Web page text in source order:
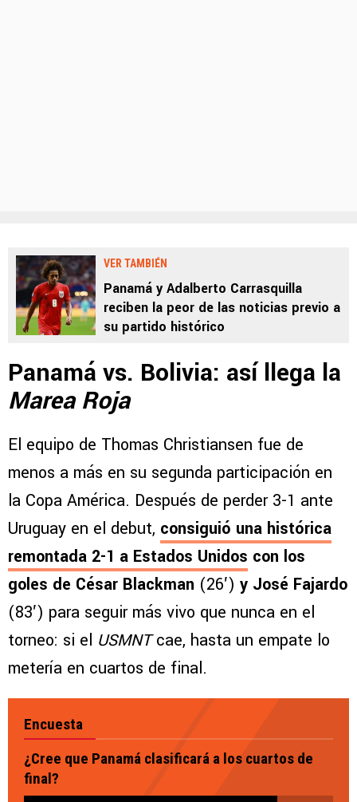
VER TAMBIÉN
Panamá y Adalberto Carrasquilla
reciben la peor de las noticias previo a
su partido histórico
Panamá vs. Bolivia: así llega la
Marea Roja
El equipo de Thomas Christiansen fue de
menos a más en su segunda participación en
la Copa América. Después de perder 3-1 ante
Uruguay en el debut, consiguió una histórica
remontada 2-1 a Estados Unidos con los
goles de César Blackman (26′) y José Fajardo
(83′) para seguir más vivo que nunca en el
torneo: si el USMNTcae, hasta un empate lo
metería en cuartos de final.
Encuesta
¿Cree que Panamá clasificará a los cuartos de
final?